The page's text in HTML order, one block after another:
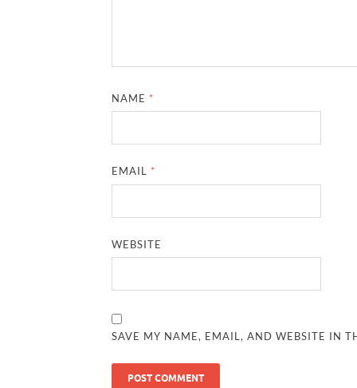
NAME *
EMAIL *
WEBSITE
SAVE MY NAME, EMAIL, AND WEBSITE IN